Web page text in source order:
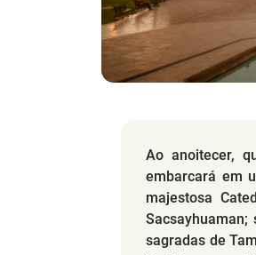
Ao anoitecer,
embarcará em
majestosa
Sacsayhuaman;
sagradas de